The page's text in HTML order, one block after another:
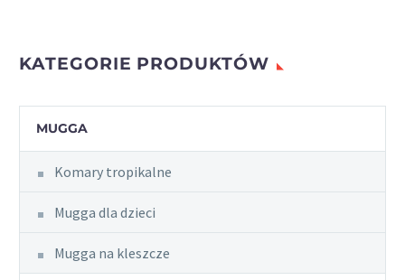
KATEGORIE PRODUKTÓW
MUGGA
Komary tropikalne
Mugga dla dzieci
Mugga na kleszcze